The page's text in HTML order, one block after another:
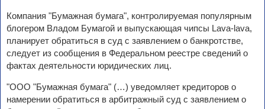
Компания "Бумажная бумага", контролируемая популярным
блогером Владом Бумагой и выпускающая чипсы Lava-lava,
планирует обратиться в суд с заявлением о банкротстве,
следует из сообщения в Федеральном реестре сведений о
фактах деятельности юридических лиц.
"ООО "Бумажная бумага" (…) уведомляет кредиторов о
намерении обратиться в арбитражный суд с заявлением о